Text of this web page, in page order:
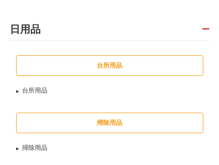
日用品
台所用品
台所用品
掃除用品
掃除用品